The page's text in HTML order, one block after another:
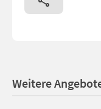
Weitere